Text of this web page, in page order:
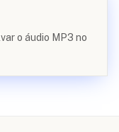
o áudio MP3 no